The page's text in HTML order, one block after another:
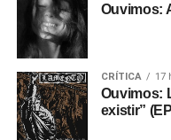
Ouvimos:
CRÍTICA 17
Ouvimos:
existir”